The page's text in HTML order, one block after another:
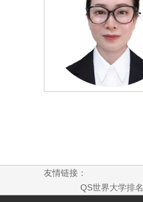
友情链接：
QS世界大学排名